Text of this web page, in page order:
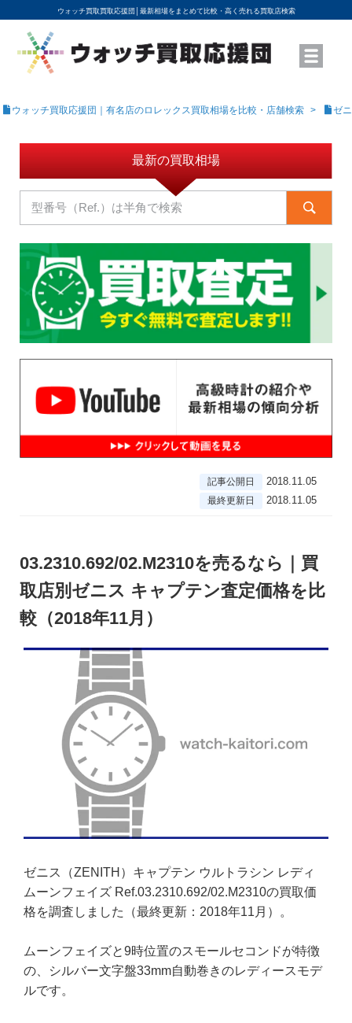
ウォッチ買取買取応援団│ 最新相場をまとめて比較・高く売れる買取店検索
YouTubeで動画を公開中
ROLEXモデル名から買取相場を調べる
高級時計ブランド名から買取相場を調べる
地域から買取店を探す
店舗名から買取店を探す
ブランド時計を高く売る方法
買取査定を依頼する
ウォッチ買取応援団｜有名店のロレックス買取相場を比較・店舗検索 ゼ
最新の買取相場
記事公開日 2018.11.05
最終更新日 2018.11.05
03.2310.692/02.M2310を売るなら｜買
取店別ゼニス キャプテン査定価格を比
較（2018年11月）
ゼニス（ZENITH）キャプテン ウルトラシン レディ
ムーンフェイズ Ref.03.2310.692/02.M2310の買取価
格を調査しました（最終更新：2018年11月）。
ムーンフェイズと9時位置のスモールセコンドが特徴
の、シルバー文字盤33mm自動巻きのレディースモデ
ルです。